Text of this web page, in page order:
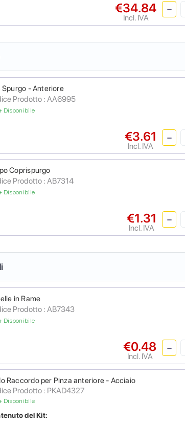
€34.84
Incl. IVA
Spurgo - Anteriore
Prodotto : AA6995
Disponibile
€3.61
Incl. IVA
Coprispurgo
Prodotto : AB7314
Disponibile
€1.31
Incl. IVA
in Rame
Prodotto : AB7343
Disponibile
€0.48
Incl. IVA
Raccordo per Pinza anteriore - Acciaio
Prodotto : PKAD4327
Disponibile
del Kit: